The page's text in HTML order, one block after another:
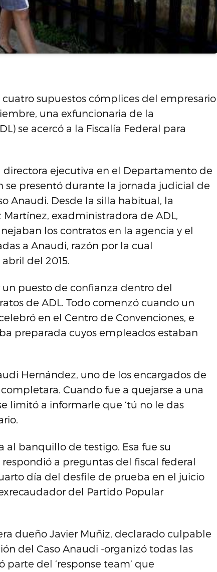
supuestos cómplices del empresario
una exfuncionaria de la
se acercó a la Fiscalía Federal para
directora ejecutiva en el Departamento de
se presentó durante la jornada judicial de
Anaudi. Desde la silla habitual, la
exadministradora de ADL,
los contratos en la agencia y el
a Anaudi, razón por la cual
del 2015.
un puesto de confianza dentro del
de ADL. Todo comenzó cuando un
en el Centro de Convenciones, e
preparada cuyos empleados estaban
Hernández, uno de los encargados de
Cuando fue a quejarse a una
limitó a informarle que ‘tú no le das
al banquillo de testigo. Esa fue su
a preguntas del fiscal federal
día del desfile de prueba en el juicio
del Partido Popular
dueño Javier Muñiz, declarado culpable
del Caso Anaudi -organizó todas las
del ‘response team’ que